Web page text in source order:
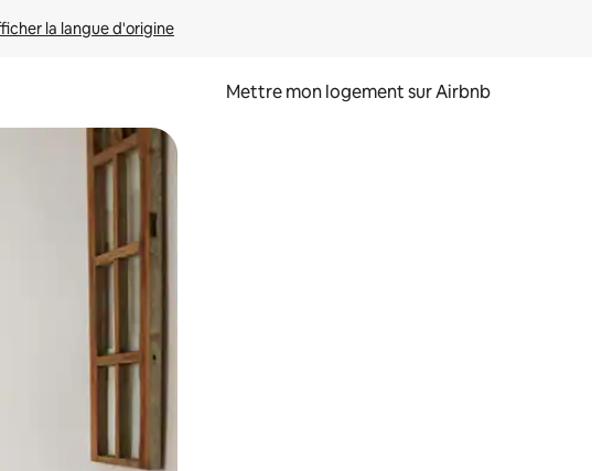
la langue d'origine
Mettre mon logement sur Airbnb
et en faisant glisser.